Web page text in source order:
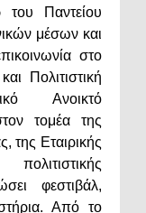
Παντείου
μέσων και
στο
Πολιτιστική
Ανοικτό
τομέα της
της Εταιρικής
φεστιβάλ,
Από το